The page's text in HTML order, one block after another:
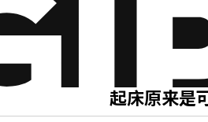
起床原来是